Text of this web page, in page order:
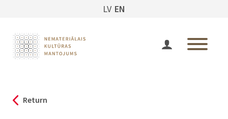
LV EN
Return